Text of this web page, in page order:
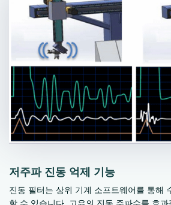
저주파 진동 억제 기능
진동 필터는 상위 기계 소프트웨어를 통해